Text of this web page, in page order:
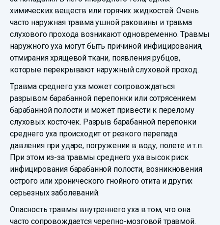
химических веществ или горячих жидкостей. Очень
часто наружная травма ушной раковины и травма
слухового прохода возникают одновременно. Травмы
наружного уха могут быть причиной инфицирования,
отмирания хрящевой ткани, появления рубцов,
которые перекрывают наружный слуховой проход.
Травма среднего уха может сопровождаться
разрывом барабанной перепонки или сотрясением
барабанной полости и может привести к перелому
слуховых косточек. Разрыв барабанной перепонки
среднего уха происходит от резкого перепада
давления при ударе, погружении в воду, полете и т.п.
При этом из-за травмы среднего уха высок риск
инфицирования барабанной полости, возникновения
острого или хронического гнойного отита и других
серьезных заболеваний.
Опасность травмы внутреннего уха в том, что она
часто сопровождается черепно-мозговой травмой.